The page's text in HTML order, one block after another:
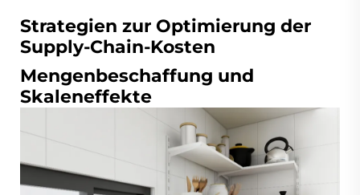
Strategien zur Optimierung der
Supply-Chain-Kosten
Mengenbeschaffung und
Skaleneffekte